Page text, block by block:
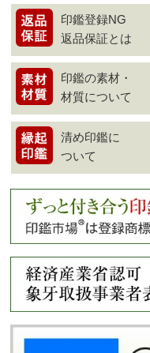
印鑑登録NG
返品保証とは
印鑑の素材・
材質について
清め印鑑に
ついて